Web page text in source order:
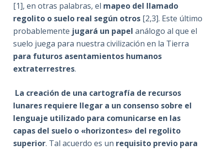
[1], en otras palabras, el mapeo del llamado
regolito o suelo real según otros[2,3]. Este último
probablemente jugará un papel análogo al que el
suelo juega para nuestra civilización en la Tierra
para futuros asentamientos humanos
extraterrestres.
La creación de una cartografía de recursos
lunares requiere llegar a un consenso sobre el
lenguaje utilizado para comunicarse en las
capas del suelo o «horizontes» del regolito
superior. Tal acuerdo es un requisito previo para